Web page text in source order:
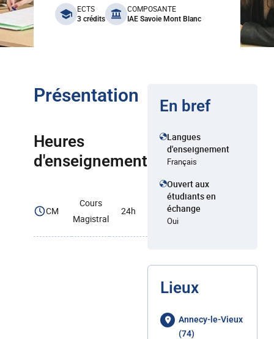
benefits
ECTS
3 crédits
COMPOSANTE
IAE Savoie Mont Blanc
Présentation
Heures
d'enseignement
CM
Cours
Magistral
24h
En bref
Langues
d'enseignement
Français
Ouvert aux
étudiants en
échange
Oui
Lieux
Annecy-le-Vieux
(74)